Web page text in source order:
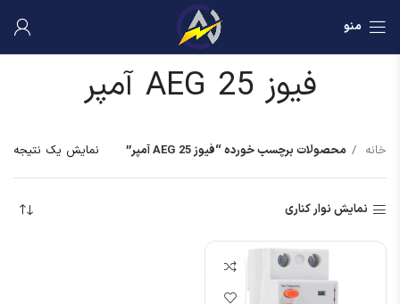
منو
فیوز AEG 25 آمپر
خانه محصولات برچسب خورده “فیوز AEG 25 آمپر” نمایش یک نتیجه
نمایش نوار کناری